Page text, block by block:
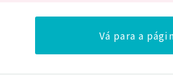
Vá para a